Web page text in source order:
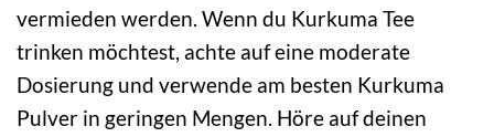
vermieden werden. Wenn du Kurkuma Tee
trinken möchtest, achte auf eine moderate
Dosierung und verwende am besten Kurkuma
Pulver in geringen Mengen. Höre auf deinen